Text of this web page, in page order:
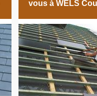
vous à WELS